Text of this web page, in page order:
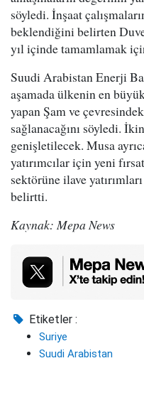
söyledi. İnşaat
beklendiğini belirten
yıl içinde tamamlamak
Suudi Arabistan Enerji
aşamada ülkenin en
yapan Şam ve
sağlanacağını söyledi.
genişletilecek. Musa
yatırımcılar için yeni
sektörüne ilave
belirtti.
Kaynak: Mepa News
Etiketler :
Suriye
Suudi Arabistan